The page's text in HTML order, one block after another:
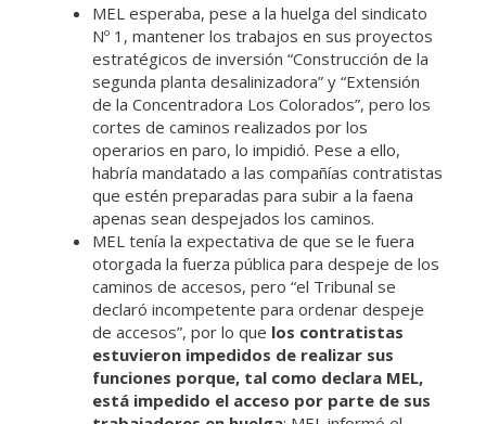
MEL esperaba, pese a la huelga del sindicato
Nº 1, mantener los trabajos en sus proyectos
estratégicos de inversión “Construcción de la
segunda planta desalinizadora” y “Extensión
de la Concentradora Los Colorados”, pero los
cortes de caminos realizados por los
operarios en paro, lo impidió. Pese a ello,
habría mandatado a las compañías contratistas
que estén preparadas para subir a la faena
apenas sean despejados los caminos.
MEL tenía la expectativa de que se le fuera
otorgada la fuerza pública para despeje de los
caminos de accesos, pero “el Tribunal se
declaró incompetente para ordenar despeje
de accesos”, por lo que los contratistas
estuvieron impedidos de realizar sus
funciones porque, tal como declara MEL,
está impedido el acceso por parte de sus